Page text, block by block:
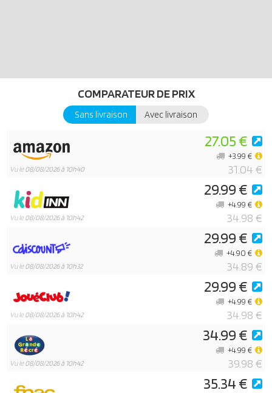
COMPARATEUR DE PRIX
Sans livraison Avec livraison
Vu le08/08/2026 à 10h40
27.05 €
31.04 €
+3.99 €
Vu le08/08/2026 à 10h42
29.99 €
34.98 €
+4.99 €
Vu le08/08/2026 à 10h32
29.99 €
34.89 €
+4.90 €
Vu le08/08/2026 à 10h42
29.99 €
34.98 €
+4.99 €
Vu le08/08/2026 à 10h42
34.99 €
39.98 €
+4.99 €
35.34 €